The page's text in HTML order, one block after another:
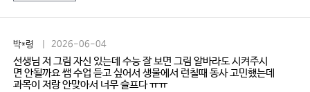
박*령 | 2026-06-04
선생님 저 그림 자신 있는데 수능 잘 보면 그림 알바라도 시켜주시
면 안될까요 쌤 수업 듣고 싶어서 생물에서 런칠때 동사 고민했는데
과목이 저랑 안맞아서 너무 슬프다 ㅠㅠ